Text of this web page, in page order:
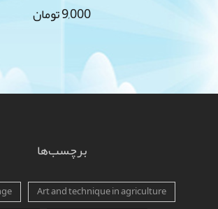
9,000تومان
برچسب‌ها
Art and technique in agriculture